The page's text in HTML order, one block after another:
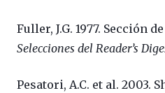
Fuller, J.G. 1977. Sección
Selecciones del Reader’s
Pesatori, A.C. et al. 2003.